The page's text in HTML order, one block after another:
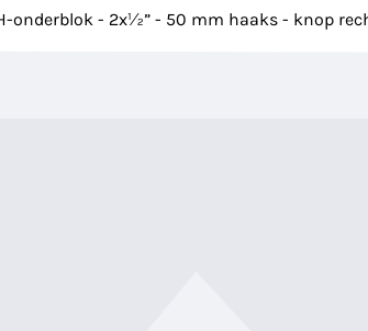
H-onderblok - 2x½” - 50 mm haaks - knop